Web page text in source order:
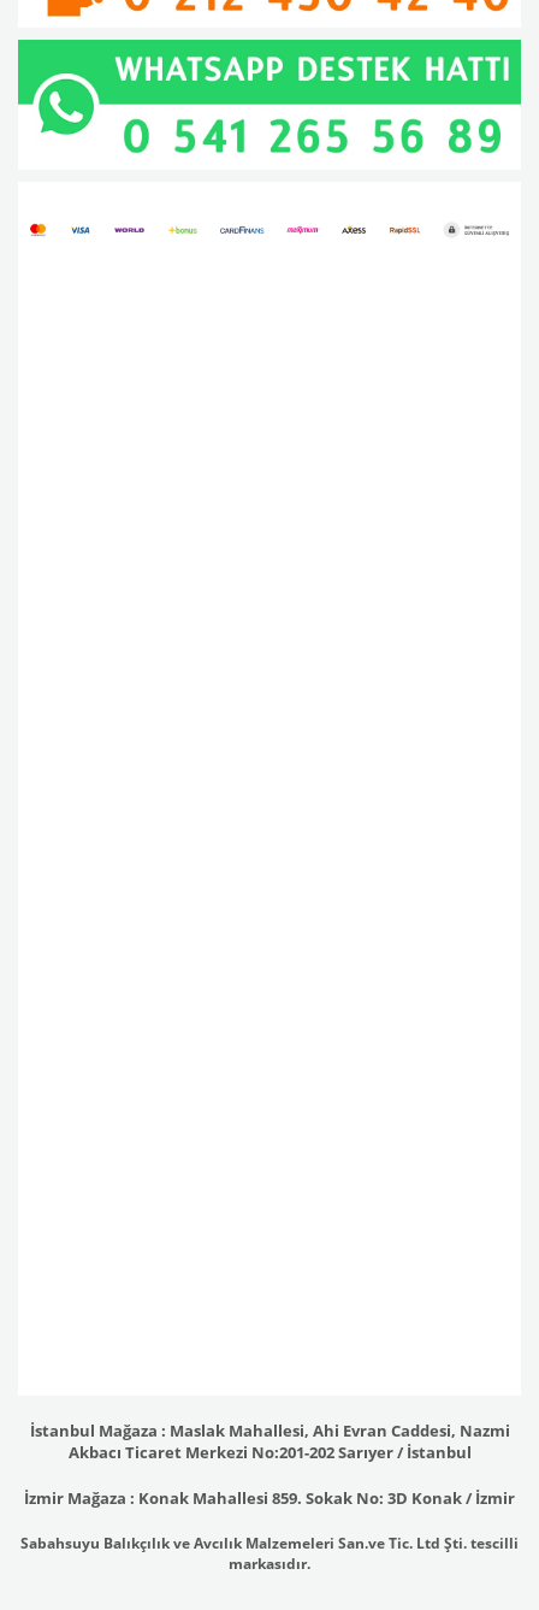
İstanbul Mağaza : Maslak Mahallesi, Ahi Evran Caddesi, Nazmi
Akbacı Ticaret Merkezi No:201-202 Sarıyer / İstanbul
İzmir Mağaza : Konak Mahallesi 859. Sokak No: 3D Konak / İzmir
Sabahsuyu Balıkçılık ve Avcılık Malzemeleri San.ve Tic. Ltd Şti. tescilli
markasıdır.